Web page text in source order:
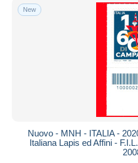
New
Nuovo - MNH - ITALIA -
Italiana Lapis ed Affini -